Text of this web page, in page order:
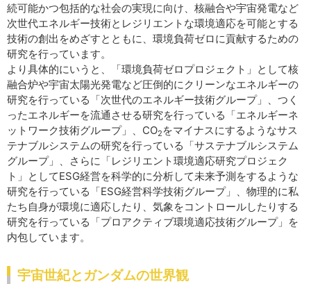
続可能かつ包括的な社会の実現に向け、核融合や宇宙発電など
次世代エネルギー技術とレジリエントな環境適応を可能とする
技術の創出をめざすとともに、環境負荷ゼロに貢献するための
研究を行っています。
より具体的にいうと、「環境負荷ゼロプロジェクト」として核
融合炉や宇宙太陽光発電など圧倒的にクリーンなエネルギーの
研究を行っている「次世代のエネルギー技術グループ」、つく
ったエネルギーを流通させる研究を行っている「エネルギーネ
ットワーク技術グループ」、CO2 をマイナスにするようなサス
テナブルシステムの研究を行っている「サステナブルシステム
グループ」、さらに「レジリエント環境適応研究プロジェク
ト」としてESG経営を科学的に分析して未来予測をするような
研究を行っている「ESG経営科学技術グループ」、物理的に私
たち自身が環境に適応したり、気象をコントロールしたりする
研究を行っている「プロアクティブ環境適応技術グループ」を
内包しています。
宇宙世紀とガンダムの世界観